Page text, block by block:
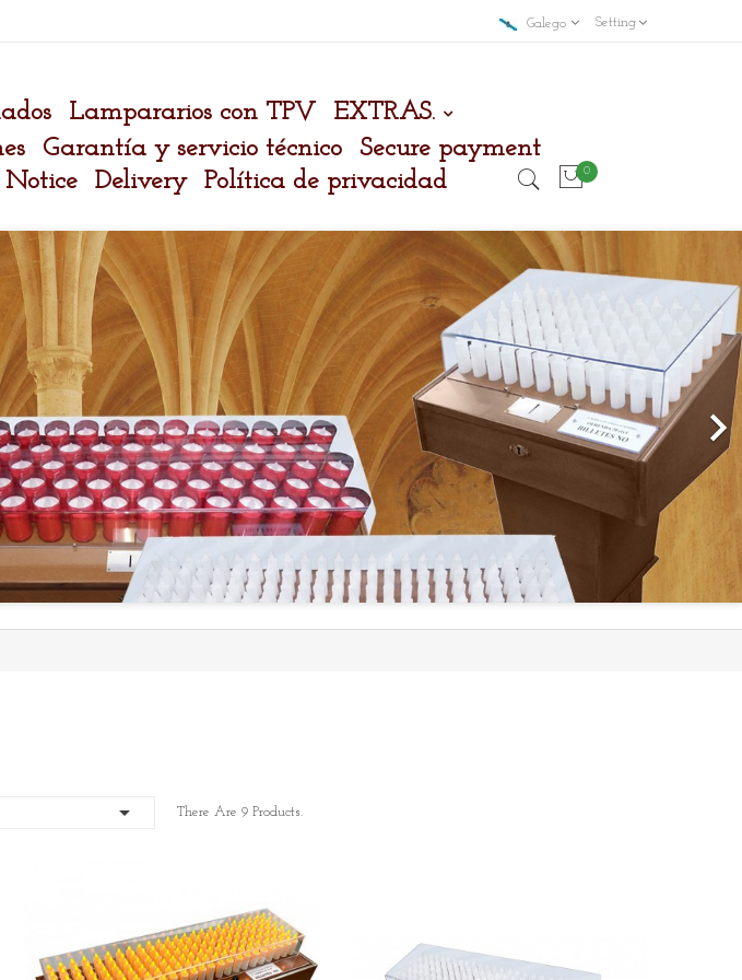
Setting
Galego
Lampararios con TPV
EXTRAS.
Garantía y servicio técnico
Secure payment
Delivery Política de privacidad 0
 There Are 9 Products.